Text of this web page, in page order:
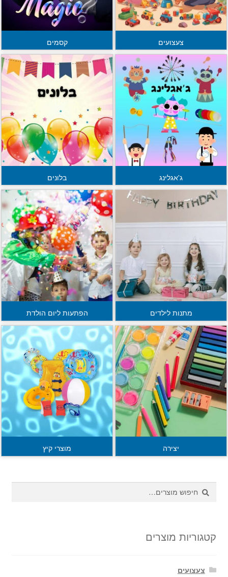
צעצועים קסמים
ג'אגלינג בלונים
מתנות לילדים הפתעות ליום הולדת
יצירה מוצרי קיץ
חיפוש
עבור:
חיפוש
קטגוריות מוצרים
צעצועים